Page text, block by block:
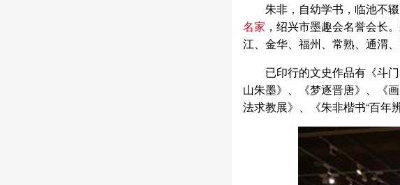
朱非，自幼学书，临池不
名家 ，绍兴市墨趣会名誉会长
江、金华、福州、常熟、通渭
已印行的文史作品有《斗
山朱墨》、《梦逐晋唐》、《
法求教展》、《朱非楷书“百年